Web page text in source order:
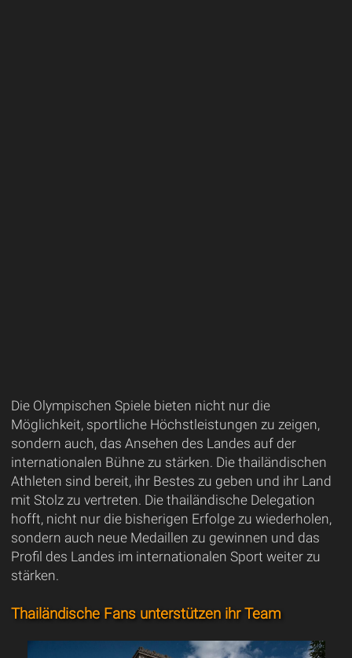
Die Olympischen Spiele bieten nicht nur die
Möglichkeit, sportliche Höchstleistungen zu zeigen,
sondern auch, das Ansehen des Landes auf der
internationalen Bühne zu stärken. Die thailändischen
Athleten sind bereit, ihr Bestes zu geben und ihr Land
mit Stolz zu vertreten. Die thailändische Delegation
hofft, nicht nur die bisherigen Erfolge zu wiederholen,
sondern auch neue Medaillen zu gewinnen und das
Profil des Landes im internationalen Sport weiter zu
stärken.
Thailändische Fans unterstützen ihr Team